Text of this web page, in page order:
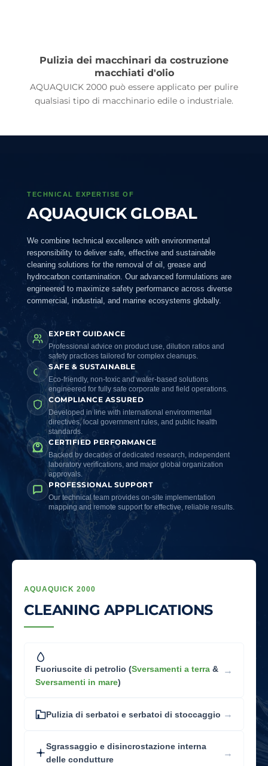
Pulizia dei macchinari da costruzione
macchiati d'olio
AQUAQUICK 2000 può essere applicato per pulire
qualsiasi tipo di macchinario edile o industriale.
TECHNICAL EXPERTISE OF
AQUAQUICK GLOBAL
We combine technical excellence with environmental
responsibility to deliver safe, effective and sustainable
cleaning solutions for the removal of oil, grease and
hydrocarbon contamination. Our advanced formulations are
engineered to maximize safety performance across diverse
commercial, industrial, and marine ecosystems globally.
EXPERT GUIDANCE
Professional advice on product use, dilution ratios and
safety practices tailored for complex cleanups.
SAFE & SUSTAINABLE
Eco-friendly, non-toxic and water-based solutions
engineered for fully safe corporate and field operations.
COMPLIANCE ASSURED
Developed in line with international environmental
directives, local government rules, and public health
standards.
CERTIFIED PERFORMANCE
Backed by decades of dedicated research, independent
laboratory verifications, and major global organization
approvals.
PROFESSIONAL SUPPORT
Our technical team provides on-site implementation
mapping and remote support for effective, reliable results.
AQUAQUICK 2000
CLEANING APPLICATIONS
Fuoriuscite di petrolio (Sversamenti a terra &
Sversamenti in mare)
→
Pulizia di serbatoi e serbatoi di stoccaggio →
Sgrassaggio e disincrostazione interna
delle condutture
→